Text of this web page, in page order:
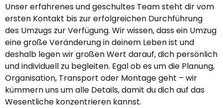
Unser erfahrenes und geschultes Team steht dir vom
ersten Kontakt bis zur erfolgreichen Durchführung
des Umzugs zur Verfügung. Wir wissen, dass ein Umzug
eine große Veränderung in deinem Leben ist und
deshalb legen wir großen Wert darauf, dich persönlich
und individuell zu begleiten. Egal ob es um die Planung,
Organisation, Transport oder Montage geht – wir
kümmern uns um alle Details, damit du dich auf das
Wesentliche konzentrieren kannst.